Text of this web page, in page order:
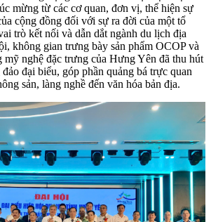
mừng từ các cơ quan, đơn vị, thể hiện sự
cộng đồng đối với sự ra đời của một tổ
trò kết nối và dẫn dắt ngành du lịch địa
không gian trưng bày sản phẩm OCOP và
mỹ nghệ đặc trưng của Hưng Yên đã thu hút
đại biểu, góp phần quảng bá trực quan
sản, làng nghề đến văn hóa bản địa.